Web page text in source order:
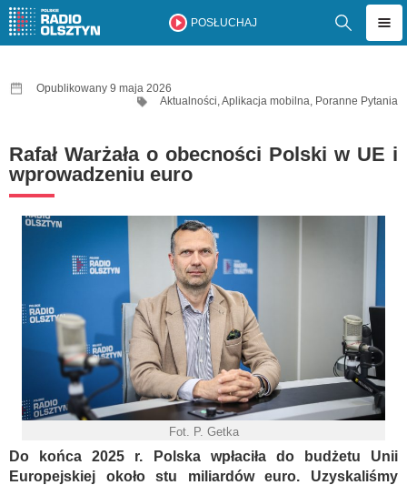
POSŁUCHAJ
Opublikowany 9 maja 2026
Aktualności,Aplikacja mobilna, Poranne Pytania
Rafał Warżała o obecności Polski w UE i
wprowadzeniu euro
Fot. P. Getka
Do końca 2025 r. Polska wpłaciła do budżetu Unii
Europejskiej około stu miliardów euro. Uzyskaliśmy